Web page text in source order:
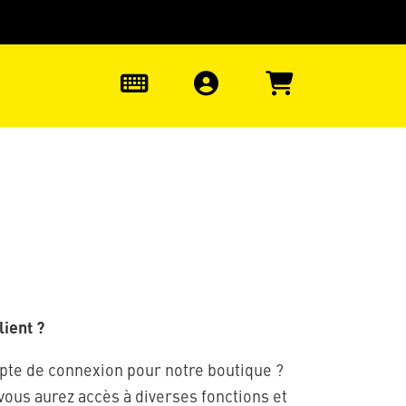
?
de connexion pour notre boutique ?
aurez accès à diverses fonctions et